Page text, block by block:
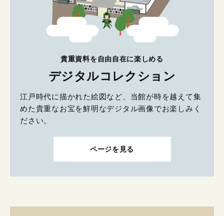
貴重資料を自由自在に楽しめる
デジタルコレクション
江戸時代に描かれた絵図など、当館が時を越えて集
めた貴重なお宝を鮮明なデジタル画像でお楽しみく
ださい。
ページを見る